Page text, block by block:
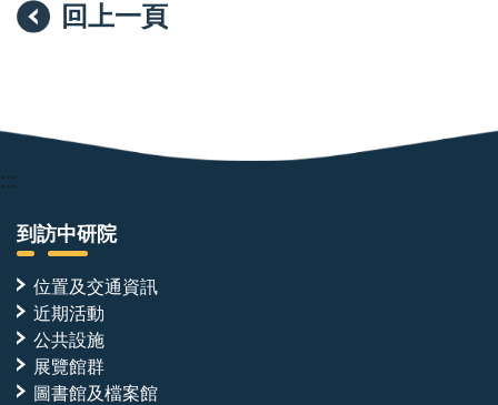
回上一頁
:::
到訪中研院
位置及交通資訊
近期活動
公共設施
展覽館群
圖書館及檔案館